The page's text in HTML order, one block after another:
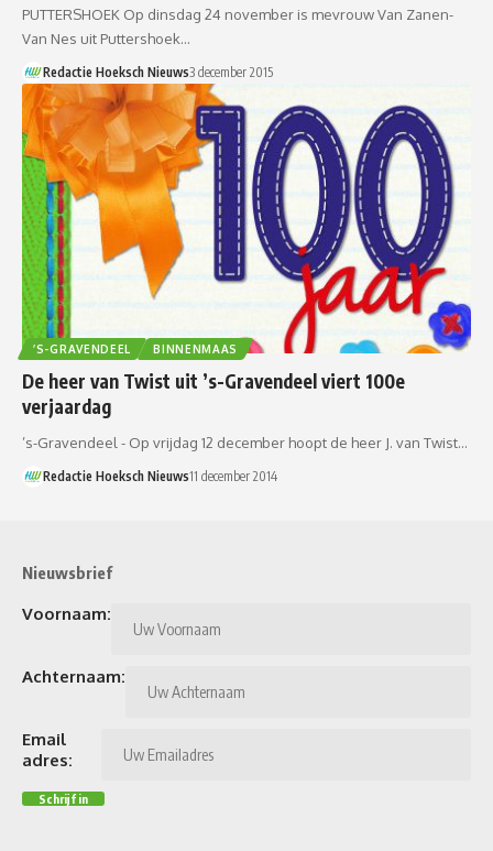
PUTTERSHOEK Op dinsdag 24 november is mevrouw Van Zanen-
Van Nes uit Puttershoek…
Redactie Hoeksch Nieuws3 december 2015
’S-GRAVENDEEL BINNENMAAS
De heer van Twist uit ’s-Gravendeel viert 100e
verjaardag
’s-Gravendeel - Op vrijdag 12 december hoopt de heer J. van Twist…
Redactie Hoeksch Nieuws11 december 2014
Nieuwsbrief
Voornaam:
Achternaam:
Email
adres: